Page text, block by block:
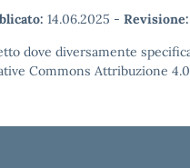
14.06.2025 - Revisione:
dove diversamente
Commons Attribuzione